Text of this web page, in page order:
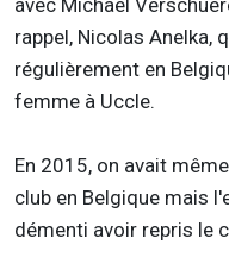
rappel, Nicolas Anelka,
régulièrement en
femme à Uccle.
En 2015, on avait
club en Belgique mais
démenti avoir repris le